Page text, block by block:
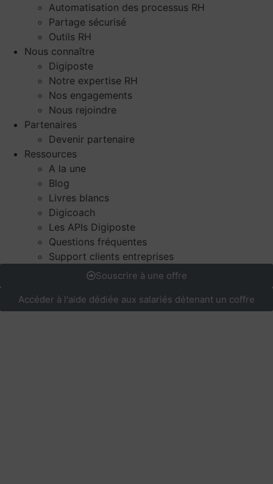
Automatisation des processus RH
Partage sécurisé
Outils RH
Nous connaître
Digiposte
Notre expertise RH
Nos engagements
Nous rejoindre
Partenaires
Devenir partenaire
Ressources
A la une
Blog
Livres blancs
Digicoach
Les APIs Digiposte
Questions fréquentes
Support clients entreprises
Souscrire à une offre
Accéder à l'aide dédiée aux salariés détenant un coffre